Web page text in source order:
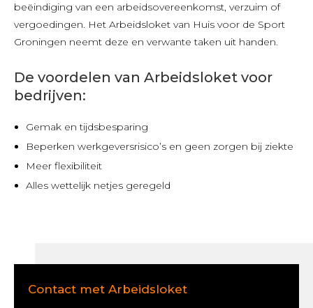
beëindiging van een arbeidsovereenkomst, verzuim of
vergoedingen. Het Arbeidsloket van Huis voor de Sport
Groningen neemt deze en verwante taken uit handen.
De voordelen van Arbeidsloket voor
bedrijven:
Gemak en tijdsbesparing
Beperken werkgeversrisico’s en geen zorgen bij ziekte
Meer flexibiliteit
Alles wettelijk netjes geregeld
Contact met Arbeidsloket